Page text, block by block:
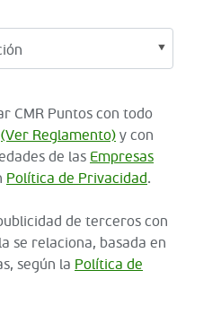
CMR Puntos con todo
(Ver Reglamento) y con
de las Empresas
Política de Privacidad.
de terceros con
se relaciona, basada en
según la Política de